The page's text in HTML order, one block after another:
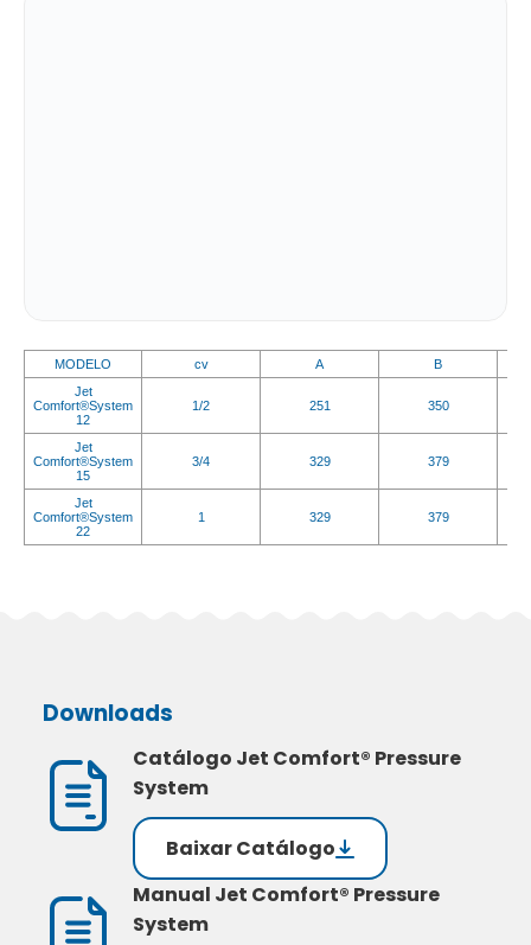
MODELO cv A
B
Jet
Comfort®System
12
1/2 251 350
Jet
Comfort®System
15
3/4 329 379
Jet
Comfort®System
22
1 329 379
Downloads
Catálogo Jet Comfort® Pressure
System
Baixar Catálogo
Manual Jet Comfort® Pressure
System